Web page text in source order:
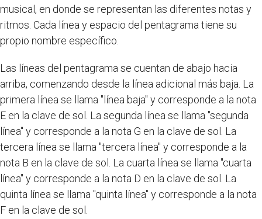
musical, en donde se representan las diferentes notas y
ritmos. Cada línea y espacio del pentagrama tiene su
propio nombre específico.
Las líneas del pentagrama se cuentan de abajo hacia
arriba, comenzando desde la línea adicional más baja. La
primera línea se llama "línea baja" y corresponde a la nota
E en la clave de sol. La segunda línea se llama "segunda
línea" y corresponde a la nota G en la clave de sol. La
tercera línea se llama "tercera línea" y corresponde a la
nota B en la clave de sol. La cuarta línea se llama "cuarta
línea" y corresponde a la nota D en la clave de sol. La
quinta línea se llama "quinta línea" y corresponde a la nota
F en la clave de sol.